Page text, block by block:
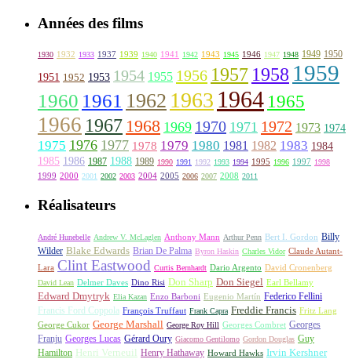
Années des films
1930 1932 1933 1937 1939 1940 1941 1942 1943 1945 1946 1947 1948 1949 1950
1951 1952 1953 1954 1955 1956 1957 1958 1959
1960 1961 1962 1963 1964 1965
1966 1967 1968 1969 1970 1971 1972 1973 1974
1975 1976 1977 1978 1979 1980 1981 1982 1983 1984
1985 1986 1987 1988 1989 1990 1991 1992 1993 1994 1995 1996 1997 1998
1999 2000 2001 2002 2003 2004 2005 2006 2007 2008 2011
Réalisateurs
André Hunebelle Andrew V. McLaglen Anthony Mann Arthur Penn Bert I. Gordon Billy
Wilder Blake Edwards Brian De Palma Byron Haskin Charles Vidor Claude Autant-
Lara Clint Eastwood Curtis Bernhardt Dario Argento David Cronenberg
David Lean Delmer Daves Dino Risi Don Sharp Don Siegel Earl Bellamy
Edward Dmytryk Elia Kazan Enzo Barboni Eugenio Martín Federico Fellini
Francis Ford Coppola François Truffaut Frank Capra Freddie Francis Fritz Lang
George Cukor George Marshall George Roy Hill Georges Combret Georges
Franju Georges Lucas Gérard Oury Giacomo Gentilomo Gordon Douglas Guy
Hamilton Henri Verneuil Henry Hathaway Howard Hawks Irvin Kershner